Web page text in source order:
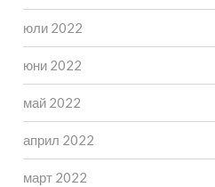
юли 2022
юни 2022
май 2022
април 2022
март 2022